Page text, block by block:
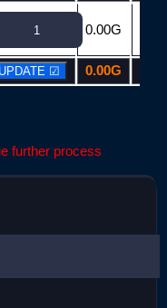
0.00G
0.00G
further process